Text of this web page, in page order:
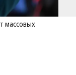
массовых